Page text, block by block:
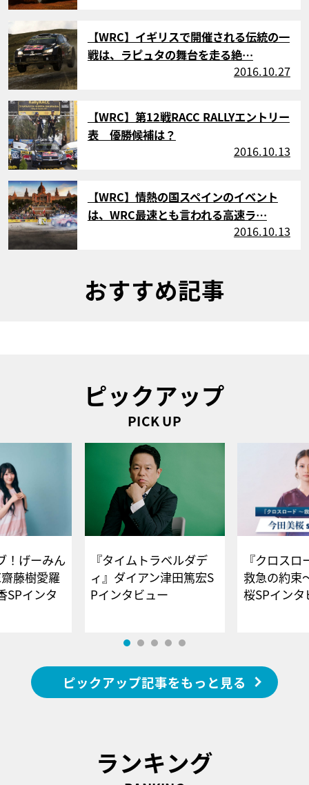
サムネイル
【WRC】イギリスで開催される伝統の一
戦は、ラピュタの舞台を走る絶…
2016.10.27
サムネイル
【WRC】第12戦RACC RALLYエントリー
表 優勝候補は？
2016.10.13
サムネイル
【WRC】情熱の国スペインのイベント
は、WRC最速とも言われる高速ラ…
2016.10.13
おすすめ記事
ピックアップ
PICK UP
！げーみん
藤樹愛羅
SPインタ
『タイムトラベルダデ
ィ』ダイアン津田篤宏S
Pインタビュー
『クロス
救急の約束
桜SPイ
ピックアップ記事をもっと見る
ランキング